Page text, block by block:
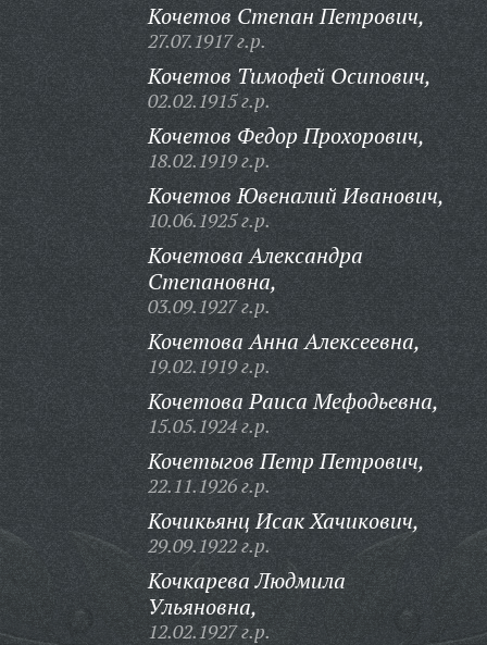
Кочетов Степан Петрович,
27.07.1917 г.р.
Кочетов Тимофей Осипович,
02.02.1915 г.р.
Кочетов Федор Прохорович,
18.02.1919 г.р.
Кочетов Ювеналий Иванович,
10.06.1925 г.р.
Кочетова Александра
Степановна,
03.09.1927 г.р.
Кочетова Анна Алексеевна,
19.02.1919 г.р.
Кочетова Раиса Мефодьевна,
15.05.1924 г.р.
Кочетыгов Петр Петрович,
22.11.1926 г.р.
Кочикьянц Исак Хачикович,
29.09.1922 г.р.
Кочкарева Людмила
Ульяновна,
12.02.1927 г.р.